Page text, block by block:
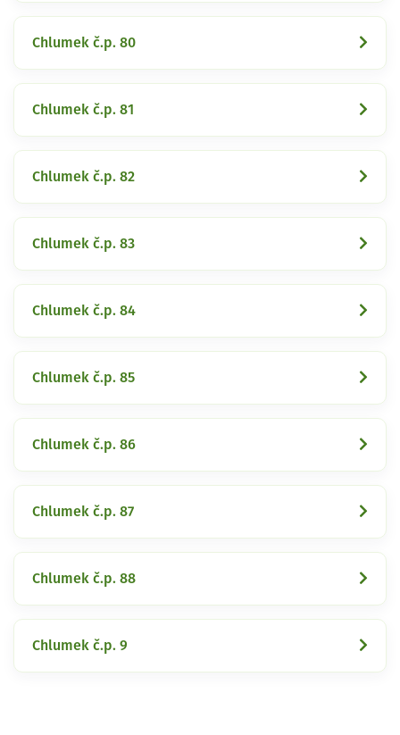
Chlumek č.p. 80
Chlumek č.p. 81
Chlumek č.p. 82
Chlumek č.p. 83
Chlumek č.p. 84
Chlumek č.p. 85
Chlumek č.p. 86
Chlumek č.p. 87
Chlumek č.p. 88
Chlumek č.p. 9